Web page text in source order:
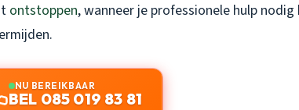
ontstoppen, wanneer je professionele hulp nodig
NU BEREIKBAAR
BEL 085 019 83 81